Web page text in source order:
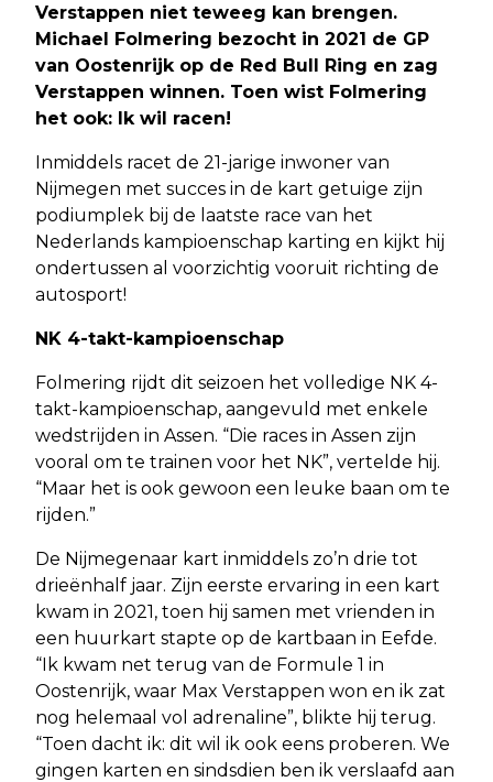
Verstappen niet teweeg kan brengen.
Michael Folmering bezocht in 2021 de GP
van Oostenrijk op de Red Bull Ring en zag
Verstappen winnen. Toen wist Folmering
het ook: Ik wil racen!
Inmiddels racet de 21-jarige inwoner van
Nijmegen met succes in de kart getuige zijn
podiumplek bij de laatste race van het
Nederlands kampioenschap karting en kijkt hij
ondertussen al voorzichtig vooruit richting de
autosport!
NK 4-takt-kampioenschap
Folmering rijdt dit seizoen het volledige NK 4-
takt-kampioenschap, aangevuld met enkele
wedstrijden in Assen. “Die races in Assen zijn
vooral om te trainen voor het NK”, vertelde hij.
“Maar het is ook gewoon een leuke baan om te
rijden.”
De Nijmegenaar kart inmiddels zo’n drie tot
drieënhalf jaar. Zijn eerste ervaring in een kart
kwam in 2021, toen hij samen met vrienden in
een huurkart stapte op de kartbaan in Eefde.
“Ik kwam net terug van de Formule 1 in
Oostenrijk, waar Max Verstappen won en ik zat
nog helemaal vol adrenaline”, blikte hij terug.
“Toen dacht ik: dit wil ik ook eens proberen. We
gingen karten en sindsdien ben ik verslaafd aan